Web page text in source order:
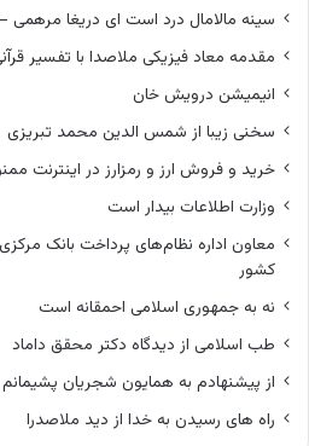
سینه مالامال درد است ای دریغا
مقدمه معاد فیزیکی ملاصدا با تفسیر
انیمیشن درویش خان
سخنی زیبا از شمس الدین محمد تبریزی
خرید و فروش ارز و رمزارز در اینترنت
وزارت اطلاعات بیدار است
معاون اداره نظام‌های پرداخت بانک
کشور
نه به جمهوری اسلامی احمقانه است
طب اسلامی از دیدگاه دکتر محقق داماد
از پیشنهادم به همایون شجریان پشیمانم
راه های رسیدن به خدا از دید ملاصدرا